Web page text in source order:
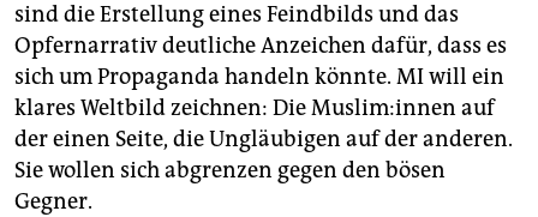
sind die Erstellung eines Feindbilds und das
Opfernarrativ deutliche Anzeichen dafür, dass es
sich um Propaganda handeln könnte. MI will ein
klares Weltbild zeichnen: Die Mus­li­m:in­nen auf
der einen Seite, die Ungläubigen auf der anderen.
Sie wollen sich abgrenzen gegen den bösen
Gegner.